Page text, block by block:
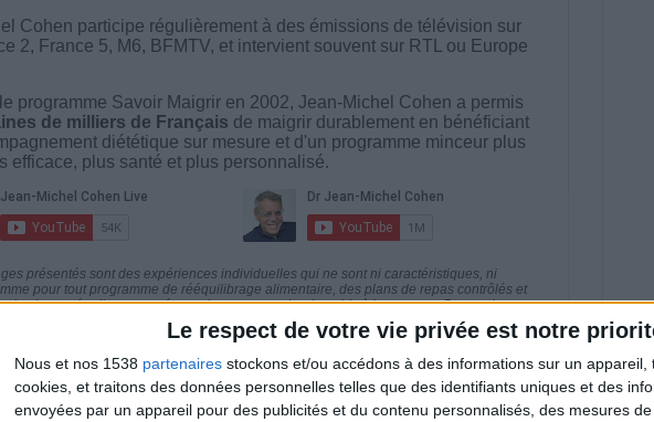
Le respect de votre vie privée est notre
Nous et nos 1538 partenaires stockons et/ou accédons à des informations sur un appareil,
cookies, et traitons des données personnelles telles que des identifiants uniques et des
envoyées par un appareil pour des publicités et du contenu personnalisés, des mesures
Cohen participe régulièrement à des émissions de télévision sur
2, France 5, M6, BFMTV, et intervient souvent sur RTL ou Europe
programme Savoir Maigrir en 2002, Jean-Michel Cohen a permis
de milliers de Français de maigrir durablement en bénéficiant
diététique sur mesure et d'un programme minceur plus
efficace, plus santé et plus personnalisé.
présentés sont des expériences individuelles qui ne sont ni caractéristiques, ni
pour tout programme de rééquilibrage alimentaire, des plans de repas contrôlés et
physiques réguliers sont nécessaires pour perdre du poids à long terme. Demandez
de votre médecin traitant avant d'entreprendre un régime amincissant, un programme
vos habitudes nutritionnelles.